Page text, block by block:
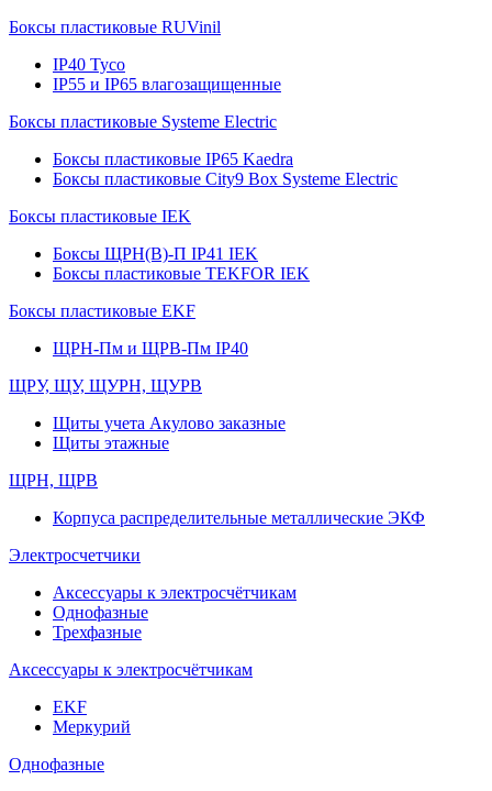
Боксы пластиковые RUVinil
IP40 Тусо
IP55 и IP65 влагозащищенные
Боксы пластиковые Systeme Electric
Боксы пластиковые IP65 Kaedra
Боксы пластиковые City9 Box Systeme Electric
Боксы пластиковые IEK
Боксы ЩРН(В)-П IP41 IEK
Боксы пластиковые TEKFOR IEK
Боксы пластиковые EKF
ЩРН-Пм и ЩРВ-Пм IP40
ЩРУ, ЩУ, ЩУРН, ЩУРВ
Щиты учета Акулово заказные
Щиты этажные
ЩРН, ЩРВ
Корпуса распределительные металлические ЭКФ
Электросчетчики
Аксессуары к электросчётчикам
Однофазные
Трехфазные
Аксессуары к электросчётчикам
EKF
Меркурий
Однофазные